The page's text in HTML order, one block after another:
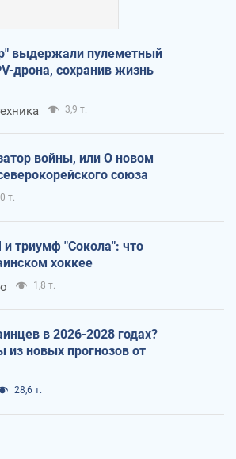
выдержали пулеметный
дрона, сохранив жизнь
3,9 т.
войны, или О новом
союза
т.
триумф "Сокола": что
хоккее
1,8 т.
в 2026-2028 годах?
новых прогнозов от
28,6 т.